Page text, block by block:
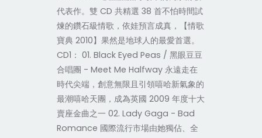
代表作。雙 CD 共精選 38 首不怕時間試
煉的鑽石級情歌，依娃預言成真，【情歌
寶典 2010】果然是地球人的最愛首選。
CD1： 01. Black Eyed Peas / 黑眼豆豆
合唱團 - Meet Me Halfway 永遠走在
時代尖端，創意無限且引領嘻哈新氣象的
最潮嘻哈天團，成為英國 2009 年度十大
賣座金曲之一 02. Lady Gaga - Bad
Romance 國際流行市場由她獨佔、全